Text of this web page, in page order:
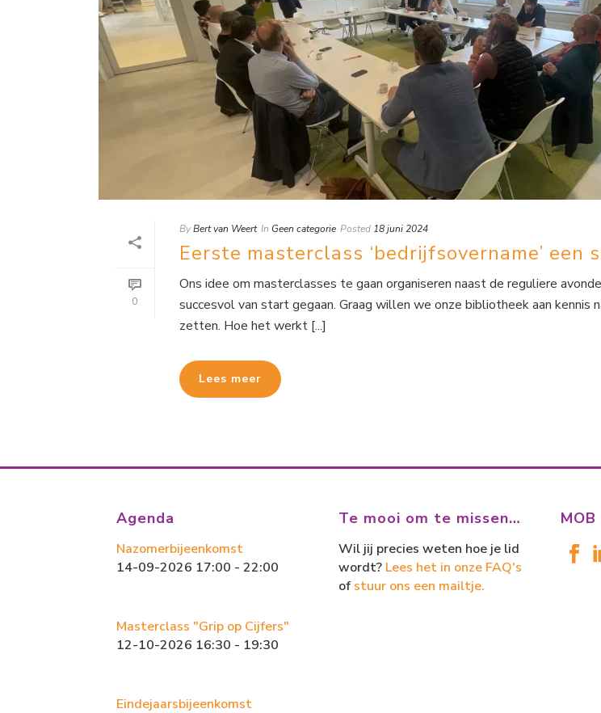
0
ByBert van Weert In Geen categorie Posted 18 juni 2024
Eerste masterclass ‘bedrijfsovername’ een
Ons idee om masterclasses te gaan organiseren naast de reguliere
succesvol van start gegaan. Graag willen we onze bibliotheek aan kennis
zetten. Hoe het werkt [...]
Lees meer
Agenda
Nazomerbijeenkomst
14-09-2026 17:00 - 22:00
Masterclass "Grip op Cijfers"
12-10-2026 16:30 - 19:30
Eindejaarsbijeenkomst
Te mooi om te missen…
Wil jij precies weten hoe je lid
wordt? Lees het in onze FAQ's
of stuur ons een mailtje.